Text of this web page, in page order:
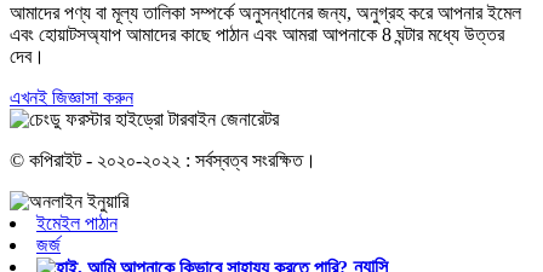
আমাদের পণ্য বা মূল্য তালিকা সম্পর্কে অনুসন্ধানের জন্য, অনুগ্রহ করে আপনার ইমেল
এবং হোয়াটসঅ্যাপ আমাদের কাছে পাঠান এবং আমরা আপনাকে 8 ঘন্টার মধ্যে উত্তর
দেব।
এখনই জিজ্ঞাসা করুন
© কপিরাইট - ২০২০-২০২২ : সর্বস্বত্ব সংরক্ষিত।
ইমেইল পাঠান
জর্জ
ন্যান্সি